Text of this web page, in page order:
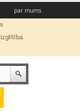
par mums